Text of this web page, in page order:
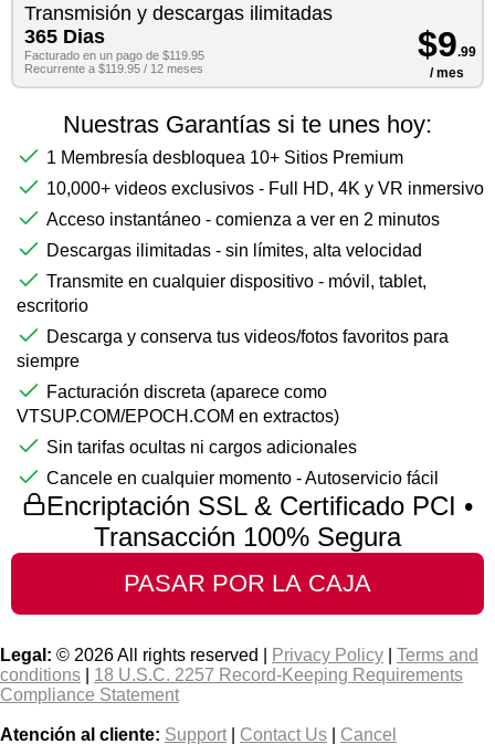
Transmisión y descargas ilimitadas
365 Dias
Facturado en un pago de $119.95
Recurrente a $119.95 / 12 meses
$9.99
/ mes
Nuestras Garantías si te unes hoy:
1 Membresía desbloquea 10+ Sitios Premium
10,000+ videos exclusivos - Full HD, 4K y VR inmersivo
Acceso instantáneo - comienza a ver en 2 minutos
Descargas ilimitadas - sin límites, alta velocidad
Transmite en cualquier dispositivo - móvil, tablet,
escritorio
Descarga y conserva tus videos/fotos favoritos para
siempre
Facturación discreta (aparece como
VTSUP.COM/EPOCH.COM en extractos)
Sin tarifas ocultas ni cargos adicionales
Cancele en cualquier momento - Autoservicio fácil
Encriptación SSL & Certificado PCI •
Transacción 100% Segura
Legal: © 2026 All rights reserved | Privacy Policy
Terms and
conditions
18 U.S.C. 2257 Record-Keeping Requirements
Compliance Statement
Atención al cliente: Support Contact Us Cancel